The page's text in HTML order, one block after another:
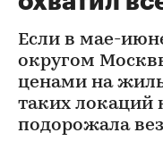
Если в мае-
округом
ценами на
таких локаций
подорожала